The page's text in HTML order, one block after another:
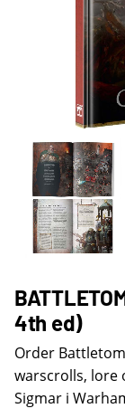
4th ed)
Order
warscrolls, lore
Sigmar i